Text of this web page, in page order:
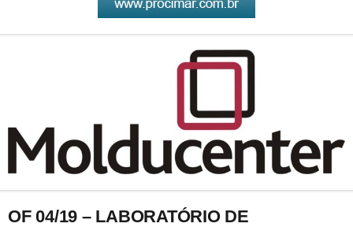
OF 04/19 – LABORATÓRIO DE